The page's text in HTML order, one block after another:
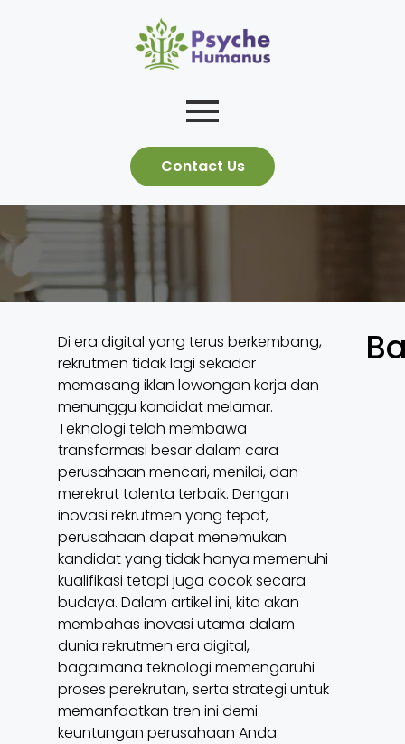
Contact Us
Di era digital yang terus berkembang,
rekrutmen tidak lagi sekadar
memasang iklan lowongan kerja dan
menunggu kandidat melamar.
Teknologi telah membawa
transformasi besar dalam cara
perusahaan mencari, menilai, dan
merekrut talenta terbaik. Dengan
inovasi rekrutmen yang tepat,
perusahaan dapat menemukan
kandidat yang tidak hanya memenuhi
kualifikasi tetapi juga cocok secara
budaya. Dalam artikel ini, kita akan
membahas inovasi utama dalam
dunia rekrutmen era digital,
bagaimana teknologi memengaruhi
proses perekrutan, serta strategi untuk
memanfaatkan tren ini demi
keuntungan perusahaan Anda.